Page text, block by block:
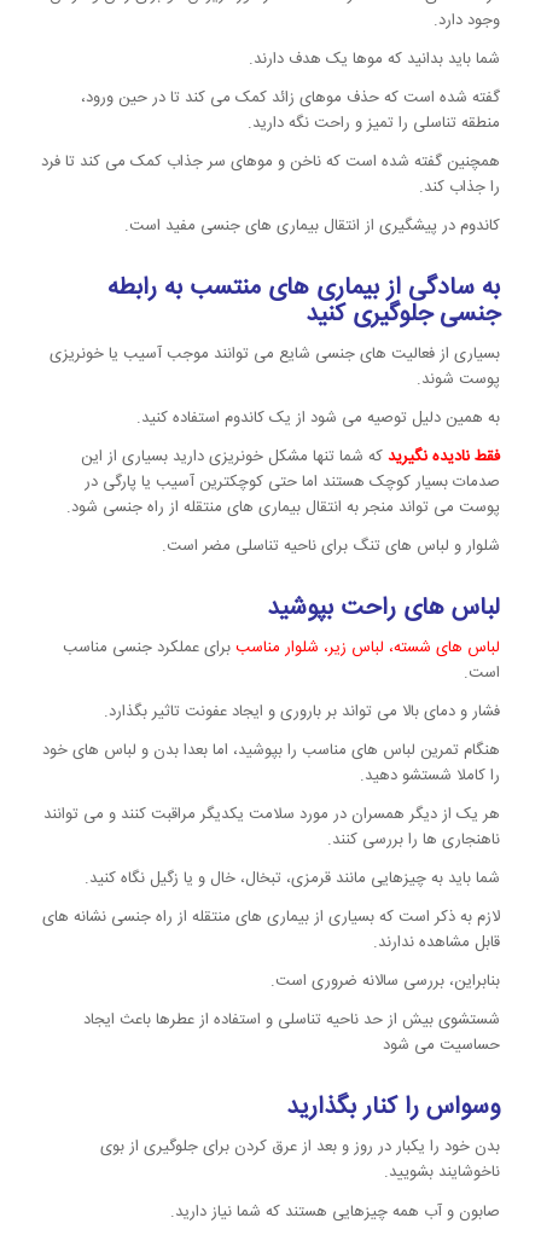
وجود دارد.
شما باید بدانید که موها یک هدف دارند.
گفته شده است که حذف موهای زائد کمک می کند تا در حین ورود،
منطقه تناسلی را تمیز و راحت نگه دارید.
همچنین گفته شده است که ناخن و موهای سر جذاب کمک می کند تا فرد
را جذاب کند.
کاندوم در پیشگیری از انتقال بیماری های جنسی مفید است.
به سادگی از بیماری های منتسب به رابطه
جنسی جلوگیری کنید
بسیاری از فعالیت های جنسی شایع می توانند موجب آسیب یا خونریزی
پوست شوند.
به همین دلیل توصیه می شود از یک کاندوم استفاده کنید.
فقط نادیده نگیریدکه شما تنها مشکل خونریزی دارید بسیاری از این
صدمات بسیار کوچک هستند اما حتی کوچکترین آسیب یا پارگی در
پوست می تواند منجر به انتقال بیماری های منتقله از راه جنسی شود.
شلوار و لباس های تنگ برای ناحیه تناسلی مضر است.
لباس های راحت بپوشید
لباس های شسته، لباس زیر، شلوار مناسببرای عملکرد جنسی مناسب
است.
فشار و دمای بالا می تواند بر باروری و ایجاد عفونت تاثیر بگذارد.
هنگام تمرین لباس های مناسب را بپوشید، اما بعدا بدن و لباس های خود
را کاملا شستشو دهید.
هر یک از دیگر همسران در مورد سلامت یکدیگر مراقبت کنند و می توانند
ناهنجاری ها را بررسی کنند.
شما باید به چیزهایی مانند قرمزی، تبخال، خال و یا زگیل نگاه کنید.
لازم به ذکر است که بسیاری از بیماری های منتقله از راه جنسی نشانه های
قابل مشاهده ندارند.
بنابراین، بررسی سالانه ضروری است.
شستشوی بیش از حد ناحیه تناسلی و استفاده از عطرها باعث ایجاد
حساسیت می شود
وسواس را کنار بگذارید
بدن خود را یکبار در روز و بعد از عرق کردن برای جلوگیری از بوی
ناخوشایند بشویید.
صابون و آب همه چیزهایی هستند که شما نیاز دارید.